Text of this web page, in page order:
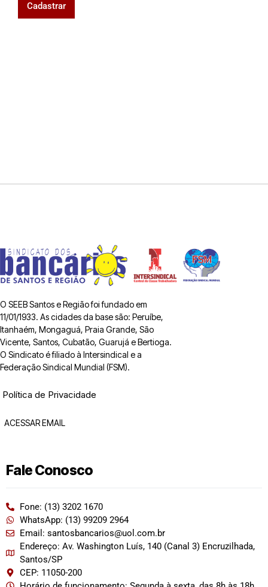
Cadastrar
O SEEB Santos e Região foi fundado em
11/01/1933. As cidades da base são: Peruíbe,
Itanhaém, Mongaguá, Praia Grande, São
Vicente, Santos, Cubatão, Guarujá e Bertioga.
O Sindicato é filiado à Intersindical e a
Federação Sindical Mundial (FSM).
Política de Privacidade
ACESSAR EMAIL
Fale Conosco
Fone: (13) 3202 1670
WhatsApp: (13) 99209 2964
Email: santosbancarios@uol.com.br
Endereço: Av. Washington Luís, 140 (Canal 3) Encruzilhada,
Santos/SP
CEP: 11050-200